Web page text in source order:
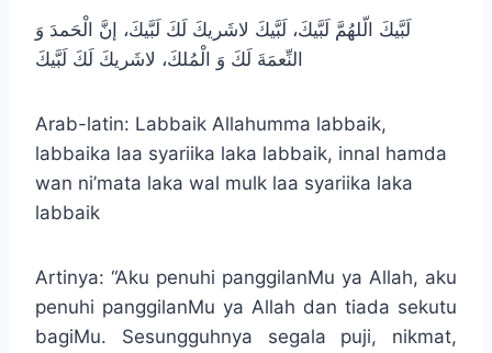
لَبَّیكَ الّلهُمَّ لَبَّیكَ، لَبَّیكَ لاشَریكَ لَكَ لَبَّیكَ، إنَّ الْحَمدَ وَ
النِّعمَةَ لَكَ وَ الْمُلكَ، لاشَریكَ لَكَ لَبَّیكَ
Arab-latin: Labbaik Allahumma labbaik,
labbaika laa syariika laka labbaik, innal hamda
wan ni’mata laka wal mulk laa syariika laka
labbaik
Artinya: “Aku penuhi panggilanMu ya Allah, aku
penuhi panggilanMu ya Allah dan tiada sekutu
bagiMu. Sesungguhnya segala puji, nikmat,